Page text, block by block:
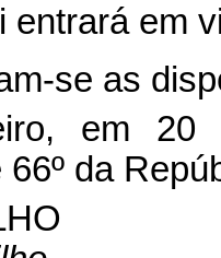
entrará em
se as
em 20
da